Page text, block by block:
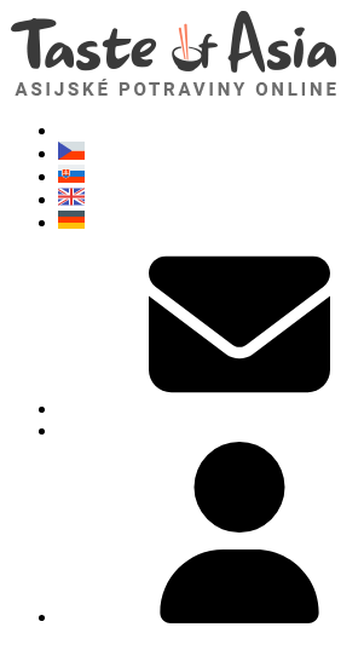
TasteOfAsia.cz
Neváhejte se zeptat. Jsem tady pro vás!